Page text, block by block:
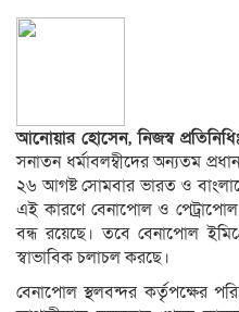
আনোয়ার হোসেন, নিজস্ব
সনাতন ধর্মাবলম্বীদের অন্যতম
২৬ আগষ্ট সোমবার ভারত ও
এই কারণে বেনাপোল ও পেট্রাপোল
বন্ধ রয়েছে। তবে বেনাপোল
স্বাভাবিক চলাচল করছে।
বেনাপোল স্থলবন্দর কর্তৃপক্ষের